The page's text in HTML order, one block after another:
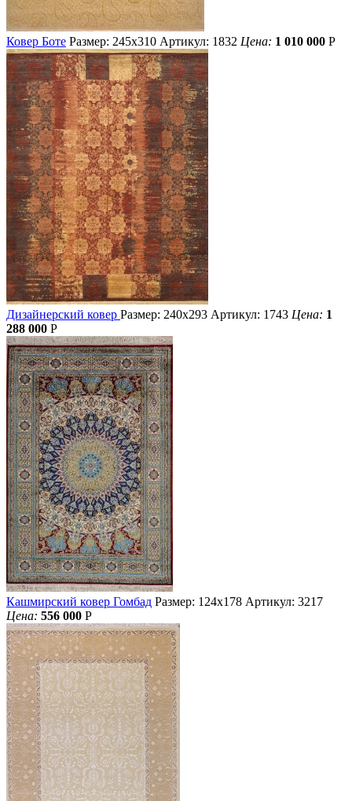
Ковер Боте Размер: 245х310 Артикул: 1832 Цена: 1 010 000 Р
Дизайнерский ковер Размер: 240х293 Артикул: 1743 Цена: 1
288 000 Р
Кашмирский ковер Гомбад Размер: 124х178 Артикул: 3217
Цена: 556 000 Р